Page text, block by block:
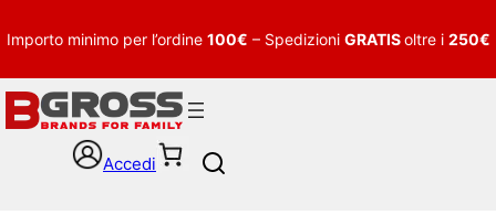
Importo minimo per l’ordine 100€ – Spedizioni GRATISoltre i 250€
Accedi